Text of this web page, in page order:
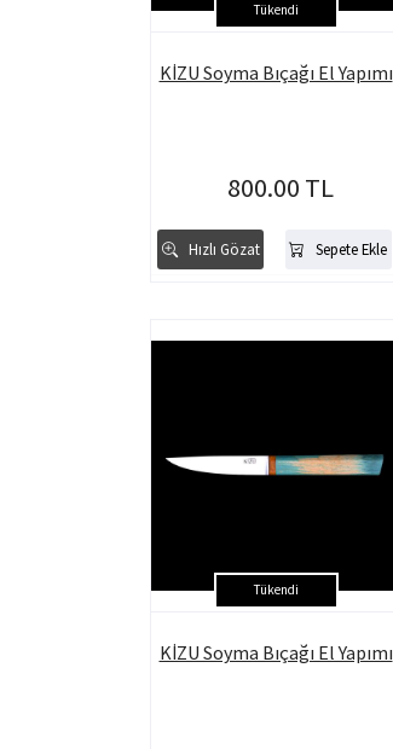
Tükendi
Hızlı Gözat Sepete Ekle
KİZU Soyma Bıçağı El Yapımı
800.00 TL
Tükendi
KİZU Soyma Bıçağı El Yapımı